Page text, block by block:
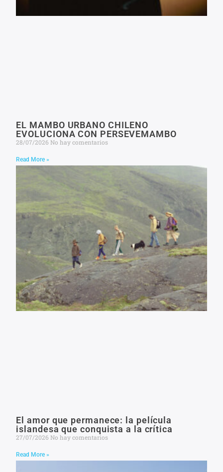
EL MAMBO URBANO CHILENO
EVOLUCIONA CON PERSEVEMAMBO
28/07/2026No hay comentarios
Read More »
El amor que permanece: la película
islandesa que conquista a la crítica
27/07/2026No hay comentarios
Read More »